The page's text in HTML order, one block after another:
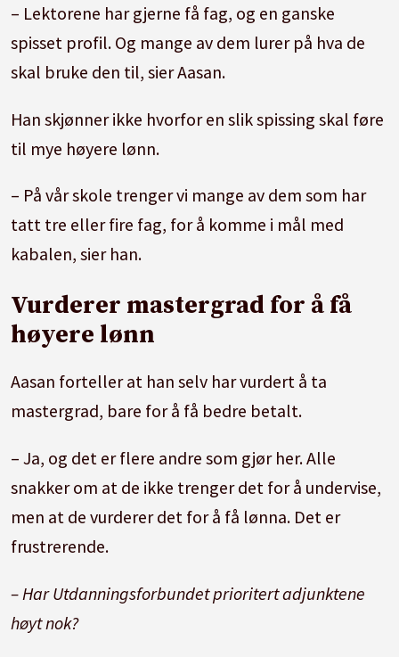
– Lektorene har gjerne få fag, og en ganske
spisset profil. Og mange av dem lurer på hva de
skal bruke den til, sier Aasan.
Han skjønner ikke hvorfor en slik spissing skal føre
til mye høyere lønn.
– På vår skole trenger vi mange av dem som har
tatt tre eller fire fag, for å komme i mål med
kabalen, sier han.
Vurderer mastergrad for å få
høyere lønn
Aasan forteller at han selv har vurdert å ta
mastergrad, bare for å få bedre betalt.
– Ja, og det er flere andre som gjør her. Alle
snakker om at de ikke trenger det for å undervise,
men at de vurderer det for å få lønna. Det er
frustrerende.
– Har Utdanningsforbundet prioritert adjunktene
høyt nok?